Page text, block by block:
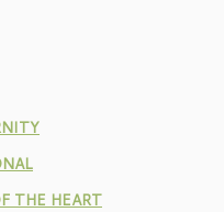
THE HEART